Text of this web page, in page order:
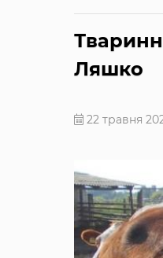
Ляшко
22 травня